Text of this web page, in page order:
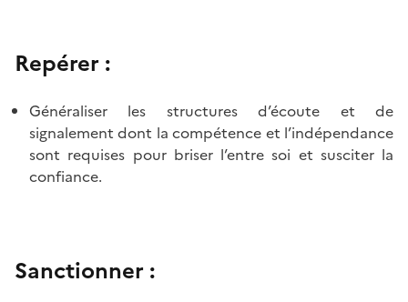
Repérer :
Généraliser les structures d’écoute et de
signalement dont la compétence et l’indépendance
sont requises pour briser l’entre soi et susciter la
confiance.
Sanctionner :